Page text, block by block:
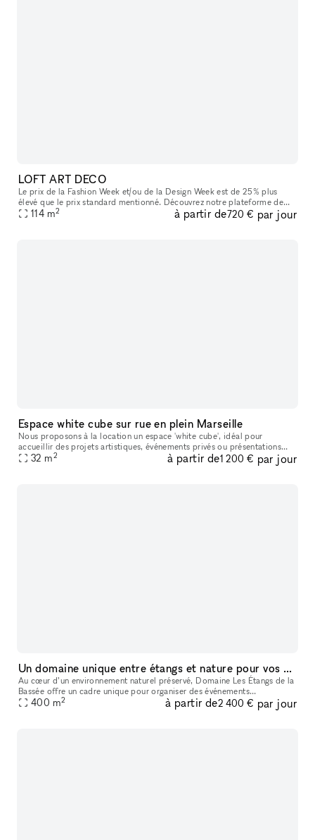
LOFT ART DECO
Le prix de la Fashion Week et/ou de la Design Week est de 25% plus
élevé que le prix standard mentionné. Découvrez notre plateforme de
location B2B pour des espaces éphémères idéalement situés à Pa
114 m2 à partir de720 € par jour
Espace white cube sur rue en plein Marseille
Nous proposons à la location un espace 'white cube', idéal pour
accueillir des projets artistiques, événements privés ou présentations
professionnelles. Sa grande hauteur sous plafond confère une res
32 m2 à partir de1 200 € par jour
Un domaine unique entre étangs et nature pour vos événements près de Paris
Au cœur d’un environnement naturel préservé, Domaine Les Étangs de la
Bassée offre un cadre unique pour organiser des événements
mémorables à seulement une heure de Paris. Les espaces de réception p
400 m2 à partir de2 400 € par jour